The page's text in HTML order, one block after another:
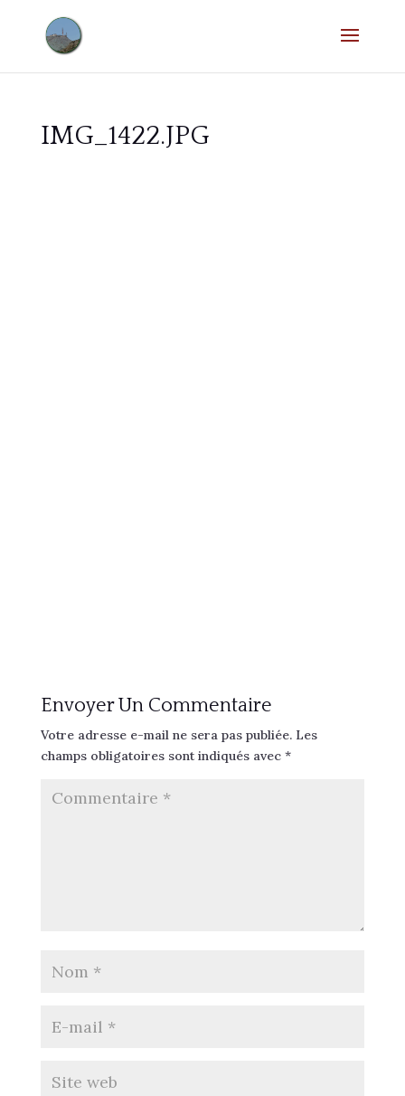
IMG_1422.JPG
Envoyer Un Commentaire
Votre adresse e-mail ne sera pas publiée. Les
champs obligatoires sont indiqués avec *